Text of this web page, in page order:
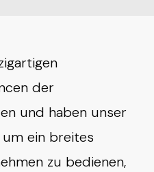
der
und haben unser
ein breites
zu bedienen,